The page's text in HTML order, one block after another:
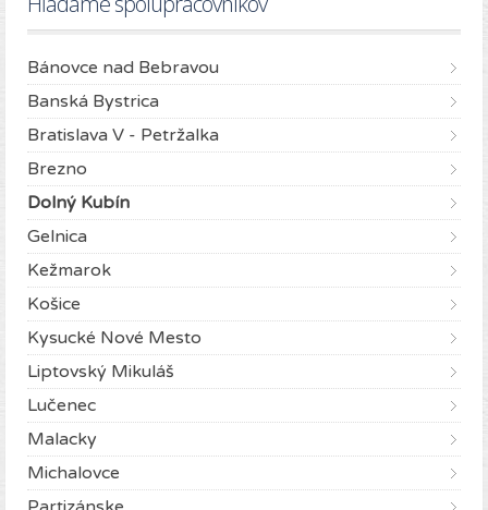
Bánovce nad Bebravou
Banská Bystrica
Bratislava V - Petržalka
Brezno
Dolný Kubín
Gelnica
Kežmarok
Košice
Kysucké Nové Mesto
Liptovský Mikuláš
Lučenec
Malacky
Michalovce